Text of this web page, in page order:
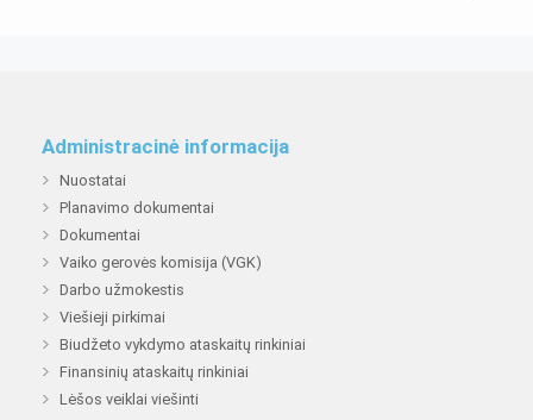
Administracinė informacija
Nuostatai
Planavimo dokumentai
Dokumentai
Vaiko gerovės komisija (VGK)
Darbo užmokestis
Viešieji pirkimai
Biudžeto vykdymo ataskaitų rinkiniai
Finansinių ataskaitų rinkiniai
Lėšos veiklai viešinti